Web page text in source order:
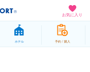
お気に入り
ホテル 予約 / 購入